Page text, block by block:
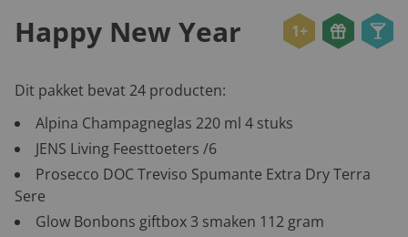
Happy New Year 1+
Dit pakket bevat 24 producten:
Alpina Champagneglas 220 ml 4 stuks
JENS Living Feesttoeters /6
Prosecco DOC Treviso Spumante Extra Dry Terra
Sere
Glow Bonbons giftbox 3 smaken 112 gram